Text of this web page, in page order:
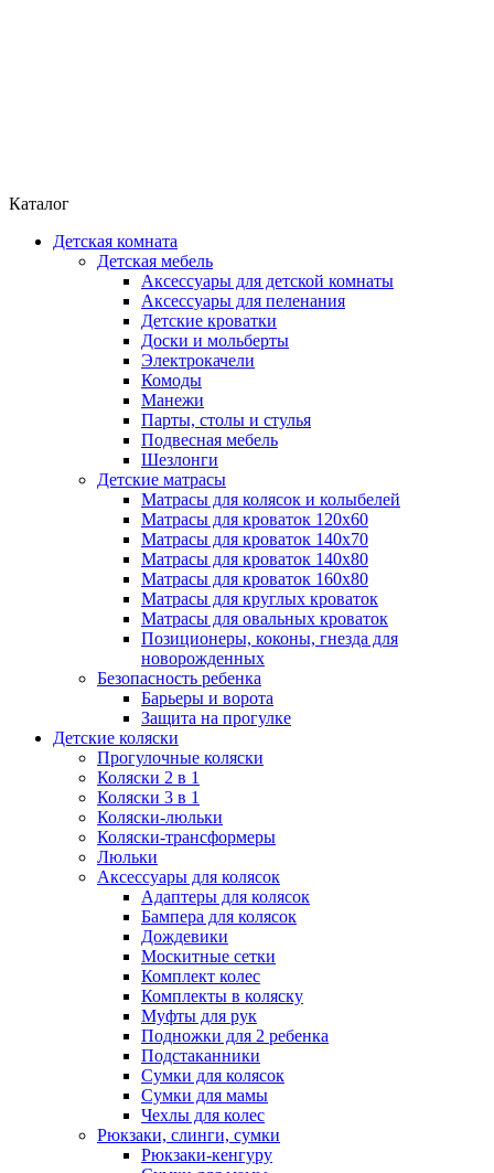
Каталог
Детская комната
Детская мебель
Аксессуары для детской комнаты
Аксессуары для пеленания
Детские кроватки
Доски и мольберты
Электрокачели
Комоды
Манежи
Парты, столы и стулья
Подвесная мебель
Шезлонги
Детские матрасы
Матрасы для колясок и колыбелей
Матрасы для кроваток 120х60
Матрасы для кроваток 140х70
Матрасы для кроваток 140х80
Матрасы для кроваток 160х80
Матрасы для круглых кроваток
Матрасы для овальных кроваток
Позиционеры, коконы, гнезда для
новорожденных
Безопасность ребенка
Барьеры и ворота
Защита на прогулке
Детские коляски
Прогулочные коляски
Коляски 2 в 1
Коляски 3 в 1
Коляски-люльки
Коляски-трансформеры
Люльки
Аксессуары для колясок
Адаптеры для колясок
Бампера для колясок
Дождевики
Москитные сетки
Комплект колес
Комплекты в коляску
Муфты для рук
Подножки для 2 ребенка
Подстаканники
Сумки для колясок
Сумки для мамы
Чехлы для колес
Рюкзаки, слинги, сумки
Рюкзаки-кенгуру